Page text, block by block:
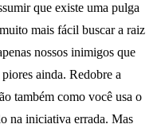
que existe uma pulga
mais fácil buscar a raiz
nossos inimigos que
ainda. Redobre a
também como você usa o
na iniciativa errada. Mas